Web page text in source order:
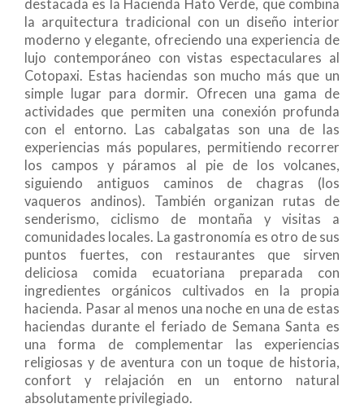
destacada es la Hacienda Hato Verde, que combina
la arquitectura tradicional con un diseño interior
moderno y elegante, ofreciendo una experiencia de
lujo contemporáneo con vistas espectaculares al
Cotopaxi. Estas haciendas son mucho más que un
simple lugar para dormir. Ofrecen una gama de
actividades que permiten una conexión profunda
con el entorno. Las cabalgatas son una de las
experiencias más populares, permitiendo recorrer
los campos y páramos al pie de los volcanes,
siguiendo antiguos caminos de chagras (los
vaqueros andinos). También organizan rutas de
senderismo, ciclismo de montaña y visitas a
comunidades locales. La gastronomía es otro de sus
puntos fuertes, con restaurantes que sirven
deliciosa comida ecuatoriana preparada con
ingredientes orgánicos cultivados en la propia
hacienda. Pasar al menos una noche en una de estas
haciendas durante el feriado de Semana Santa es
una forma de complementar las experiencias
religiosas y de aventura con un toque de historia,
confort y relajación en un entorno natural
absolutamente privilegiado.